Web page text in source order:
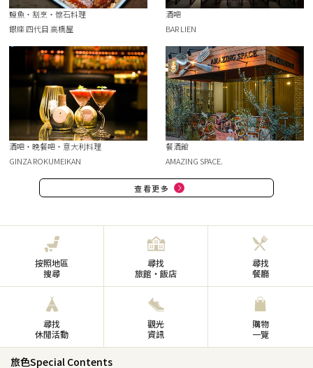
鰻魚・割烹・懷石料理
銀座 四代目 高橋屋
酒吧
BAR LIEN
酒吧・晚餐吧・意大利料理
GINZA ROKUMEIKAN
餐酒館
AMAZING SPACE.
查看更多
按照地區
搜尋
尋找
旅館・飯店
尋找
餐廳
尋找
休閒活動
觀光
資訊
購物
一覽
旅色Special Contents